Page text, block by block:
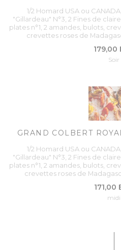
1/2 Homard USA ou
"Gillardeau" N°3, 2 Fines de
plates n°1, 2 amandes, bulots,
crevettes roses de
179,00
Soir
GRAND COLBERT
1/2 Homard USA ou
"Gillardeau" N°3, 2 Fines de
plates n°1, 2 amandes, bulots,
crevettes roses de
171,00
midi